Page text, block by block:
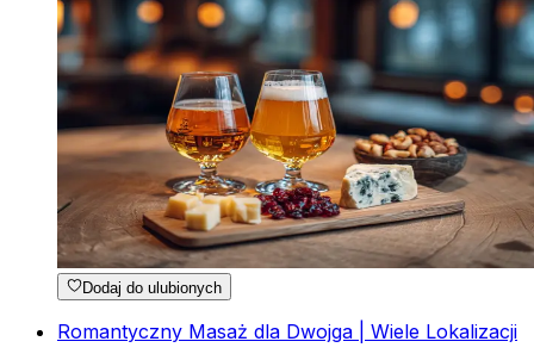
Dodaj do ulubionych
Romantyczny Masaż dla Dwojga | Wiele Lokalizacji